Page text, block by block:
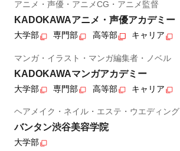
アニメ・声優・アニメCG・アニメ監督
KADOKAWAアニメ・声優アカデミー
大学部 専門部 高等部 キャリア
マンガ・イラスト・マンガ編集者・ノベル
KADOKAWAマンガアカデミー
大学部 専門部 高等部 キャリア
ヘアメイク・ネイル・エステ・ウエディング
バンタン渋谷美容学院
大学部